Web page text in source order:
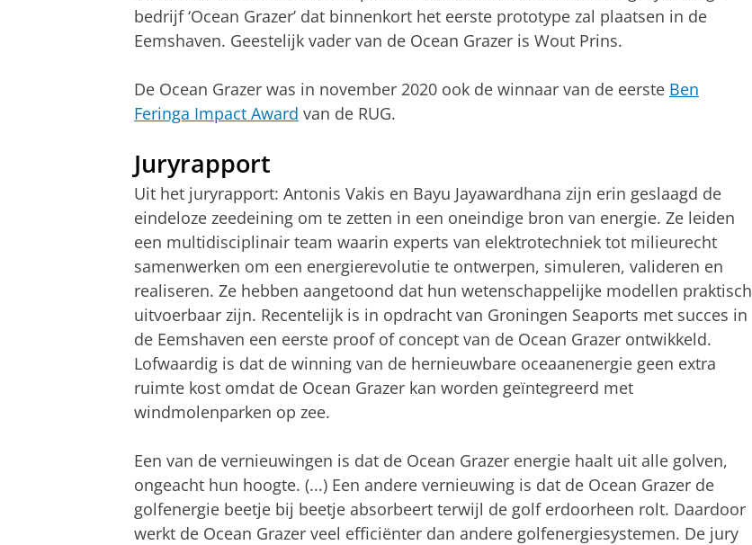
bedrijf ‘Ocean Grazer’ dat binnenkort het eerste prototype zal plaatsen in de
Eemshaven. Geestelijk vader van de Ocean Grazer is Wout Prins.
De Ocean Grazer was in november 2020 ook de winnaar van de eerste Ben
Feringa Impact Award van de RUG.
Juryrapport
Uit het juryrapport: Antonis Vakis en Bayu Jayawardhana zijn erin geslaagd de
eindeloze zeedeining om te zetten in een oneindige bron van energie. Ze leiden
een multidisciplinair team waarin experts van elektrotechniek tot milieurecht
samenwerken om een energierevolutie te ontwerpen, simuleren, valideren en
realiseren. Ze hebben aangetoond dat hun wetenschappelijke modellen praktisch
uitvoerbaar zijn. Recentelijk is in opdracht van Groningen Seaports met succes in
de Eemshaven een eerste proof of concept van de Ocean Grazer ontwikkeld.
Lofwaardig is dat de winning van de hernieuwbare oceaanenergie geen extra
ruimte kost omdat de Ocean Grazer kan worden geïntegreerd met
windmolenparken op zee.
Een van de vernieuwingen is dat de Ocean Grazer energie haalt uit alle golven,
ongeacht hun hoogte. (...) Een andere vernieuwing is dat de Ocean Grazer de
golfenergie beetje bij beetje absorbeert terwijl de golf erdoorheen rolt. Daardoor
werkt de Ocean Grazer veel efficiënter dan andere golfenergiesystemen. De jury